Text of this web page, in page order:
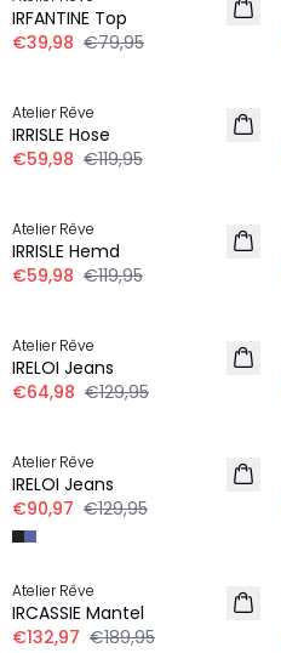
IRFANTINE Top
€39,98 €79,95
Atelier Rêve
IRRISLE Hose
€59,98 €119,95
Atelier Rêve
IRRISLE Hemd
€59,98 €119,95
Atelier Rêve
IRELOI Jeans
€64,98 €129,95
Atelier Rêve
IRELOI Jeans
€90,97 €129,95
-30%
Atelier Rêve
IRCASSIE Mantel
€132,97 €189,95